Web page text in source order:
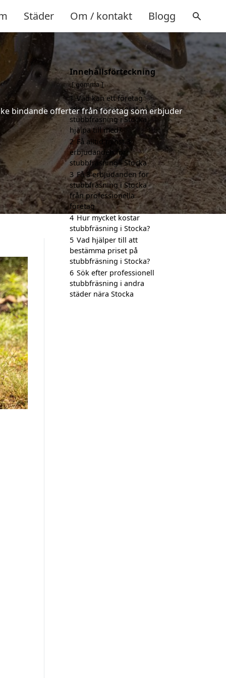
Städer Om / kontakt Blogg
bindande offerter från företag som erbjuder
Innehållsförteckning
gömma
1 Vad kan ett företag
som är specialiserat på
stubbfräsning i Stocka
hjälpa till med?
2 Få alltid minst 3
erbjudanden för
stubbfräsning i Stocka
3 Få 3 erbjudanden för
stubbfräsning i Stocka
från professionella
företag
4 Hur mycket kostar
stubbfräsning i Stocka?
5 Vad hjälper till att
bestämma priset på
stubbfräsning i Stocka?
6 Sök efter professionell
stubbfräsning i andra
städer nära Stocka